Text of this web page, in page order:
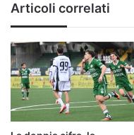
Articoli correlati